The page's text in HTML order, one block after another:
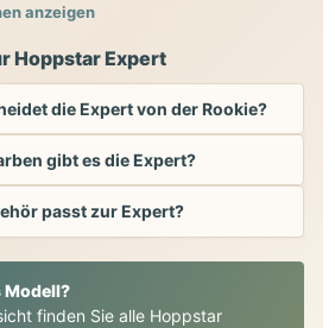
anzeigen
Hoppstar Expert
die Expert von der Rookie?
gibt es die Expert?
passt zur Expert?
Modell?
finden Sie alle Hoppstar